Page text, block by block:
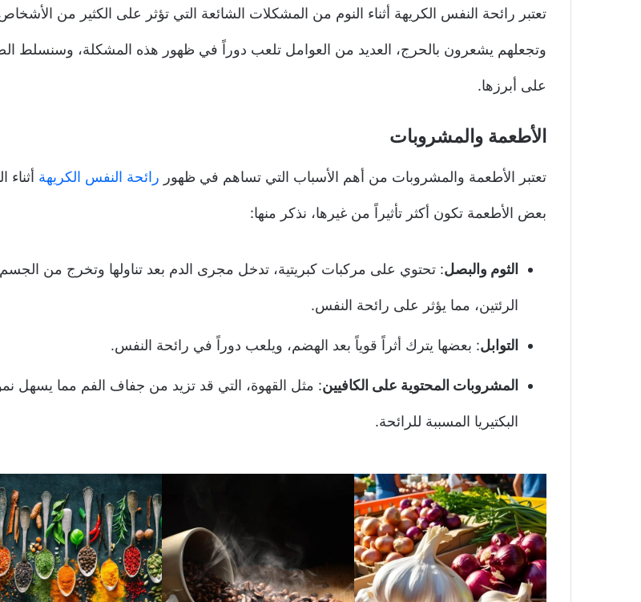
تعتبر رائحة النفس الكريهة أثناء النوم من المشكلات الشائعة التي تؤثر على الكثير من
وتجعلهم يشعرون بالحرج، العديد من العوامل تلعب دوراً في ظهور هذه المشكلة، وسنسلط
على أبرزها.
الأطعمة والمشروبات
تعتبر الأطعمة والمشروبات من أهم الأسباب التي تساهم في ظهور رائحة النفس الكريهة أثناء
بعض الأطعمة تكون أكثر تأثيراً من غيرها، نذكر منها:
الثوم والبصل: تحتوي على مركبات كبريتية، تدخل مجرى الدم بعد تناولها وتخرج من
الرئتين، مما يؤثر على رائحة النفس.
التوابل: بعضها يترك أثراً قوياً بعد الهضم، ويلعب دوراً في رائحة النفس.
المشروبات المحتوية على الكافيين: مثل القهوة، التي قد تزيد من جفاف الفم مما يسهل
البكتيريا المسببة للرائحة.